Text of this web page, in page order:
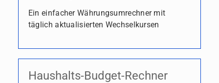
Ein einfacher Währungsumrechner mit
täglich aktualisierten Wechselkursen
Haushalts-Budget-Rechner